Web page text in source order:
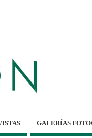
GALERÍAS